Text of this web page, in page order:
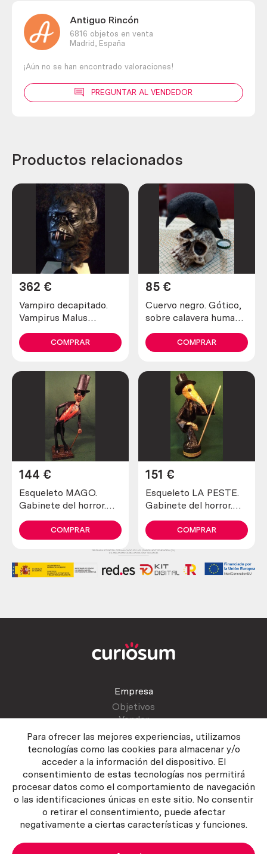
Para ofrecer las mejores experiencias, utilizamos
tecnologías como las cookies para almacenar y/o
acceder a la información del dispositivo. El
consentimiento de estas tecnologías nos permitirá
procesar datos como el comportamiento de navegación
o las identificaciones únicas en este sitio. No consentir
o retirar el consentimiento, puede afectar
negativamente a ciertas características y funciones.
Antiguo Rincón
6816 objetos en venta
Madrid,
España
¡Aún no se han encontrado valoraciones!
PREGUNTAR AL VENDEDOR
Productos relacionados
Vampiro decapitado.
Vampirus Malus
exclusiva,
362 €
COMPRAR
Cuervo negro. Gótico,
sobre calavera humana.
85 €
COMPRAR
Esqueleto MAGO.
Gabinete del horror.
papel maché. Origen
británico.
144 €
COMPRAR
Esqueleto LA PESTE.
Gabinete del horror.
papel maché. Origen
británico.
151 €
COMPRAR
Empresa
Objetivos
Vender
Atención al cliente
Contactar
Manual del vendedor